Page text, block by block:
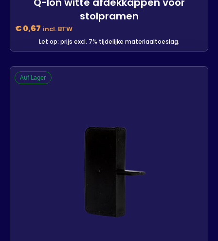
stolpramen
€0,67 incl. BTW
Let op: prijs excl. 7% tijdelijke materiaaltoeslag.
Q-lon witte afdekkappen voor
Auf Lager